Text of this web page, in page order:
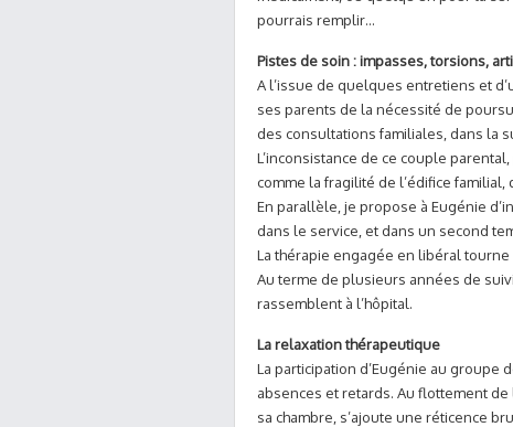
pourrais remplir…
Pistes de soin : impasses, torsions,
A l’issue de quelques entretiens et
ses parents de la nécessité de
des consultations familiales, dans la
L’inconsistance de ce couple
comme la fragilité de l’édifice familial,
En parallèle, je propose à Eugénie
dans le service, et dans un second
La thérapie engagée en libéral
Au terme de plusieurs années de
rassemblent à l’hôpital.
La relaxation thérapeutique
La participation d’Eugénie au
absences et retards. Au flottement
sa chambre, s’ajoute une réticence